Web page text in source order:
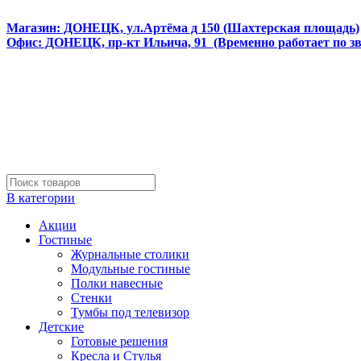
Магазин: ДОНЕЦК, ул.Артёма д 150 (Шахтерская площадь)
Офис: ДОНЕЦК, пр-кт Ильича, 91 (Временно работает по
В категории
Акции
Гостиные
Журнальные столики
Модульные гостиные
Полки навесные
Стенки
Тумбы под телевизор
Детские
Готовые решения
Кресла и Стулья